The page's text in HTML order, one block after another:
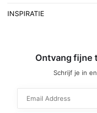
INSPIRATIE
Ontvang fijne
Schrijf je in